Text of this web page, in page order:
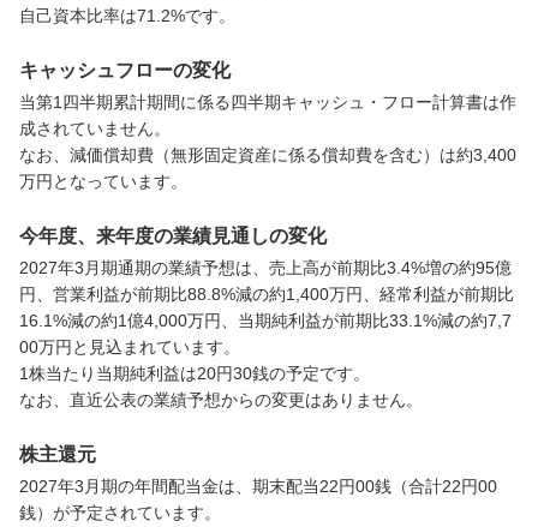
自己資本比率は71.2%です。
キャッシュフローの変化
当第1四半期累計期間に係る四半期キャッシュ・フロー計算書は作
成されていません。
なお、減価償却費（無形固定資産に係る償却費を含む）は約3,400
万円となっています。
今年度、来年度の業績見通しの変化
2027年3月期通期の業績予想は、売上高が前期比3.4%増の約95億
円、営業利益が前期比88.8%減の約1,400万円、経常利益が前期比
16.1%減の約1億4,000万円、当期純利益が前期比33.1%減の約7,7
00万円と見込まれています。
1株当たり当期純利益は20円30銭の予定です。
なお、直近公表の業績予想からの変更はありません。
株主還元
2027年3月期の年間配当金は、期末配当22円00銭（合計22円00
銭）が予定されています。